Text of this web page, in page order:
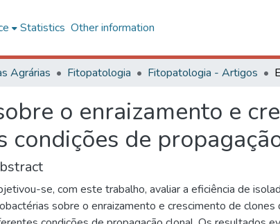
Statistics Other information
Agrárias Fitopatologia Fitopatologia - Artigos
o enraizamento e
de
se, com este trabalho, avaliar a eficiência de
sobre o enraizamento e crescimento de